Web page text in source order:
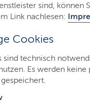
sind, können
Link nachlesen:
Cookies
sind technisch
Es werden